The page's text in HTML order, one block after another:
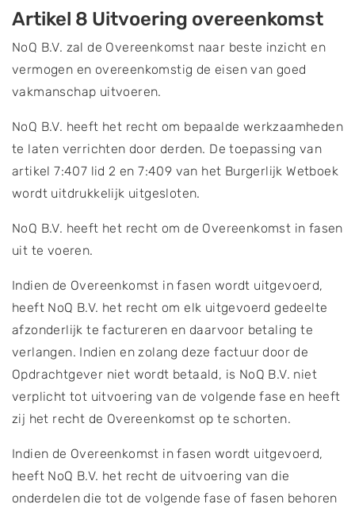
Artikel 8 Uitvoering overeenkomst
NoQ B.V. zal de Overeenkomst naar beste inzicht en
vermogen en overeenkomstig de eisen van goed
vakmanschap uitvoeren.
NoQ B.V. heeft het recht om bepaalde werkzaamheden
te laten verrichten door derden. De toepassing van
artikel 7:407 lid 2 en 7:409 van het Burgerlijk Wetboek
wordt uitdrukkelijk uitgesloten.
NoQ B.V. heeft het recht om de Overeenkomst in fasen
uit te voeren.
Indien de Overeenkomst in fasen wordt uitgevoerd,
heeft NoQ B.V. het recht om elk uitgevoerd gedeelte
afzonderlijk te factureren en daarvoor betaling te
verlangen. Indien en zolang deze factuur door de
Opdrachtgever niet wordt betaald, is NoQ B.V. niet
verplicht tot uitvoering van de volgende fase en heeft
zij het recht de Overeenkomst op te schorten.
Indien de Overeenkomst in fasen wordt uitgevoerd,
heeft NoQ B.V. het recht de uitvoering van die
onderdelen die tot de volgende fase of fasen behoren